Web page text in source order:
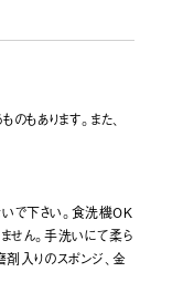
もあります。また、
で下さい。食洗機OK
せん。手洗いにて柔ら
入りのスポンジ、金